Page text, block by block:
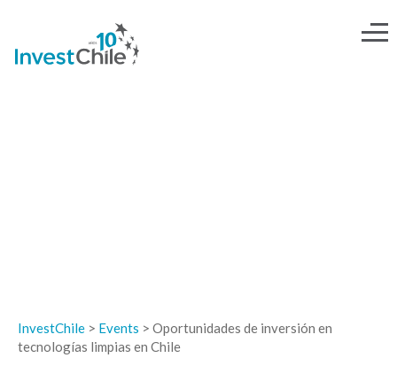
InvestChile > Events > Oportunidades de inversión en
tecnologías limpias en Chile